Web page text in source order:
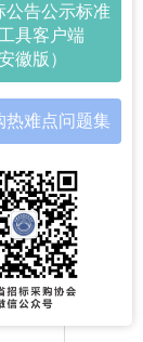
公告公示标准
具客户端
安徽版）
热难点问题集
蚌埠医科大学治淮路校区东西小楼学生公寓加固工程成交公告
安徽机电技师学院3#楼、4#楼洗浴改造工程（二次）成交结果公告
合肥热电集团合肥热电供热设施建设改造三期工程安能分公司环保设备性能升级改造项目
蚌埠市第四人民医院精神卫生中心改建项目—蚌埠市第四人民医院住院部八楼开放病房改造工程监理成交候选供应商公示
阳城煤矿主井上天轮更换工程租赁汽车吊采购任务招标公告(一次)